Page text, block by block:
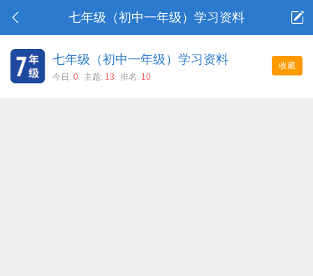
七年级（初中一年级）学习资料
收藏
七年级（初中一年级）学习资料
今日: 0 主题: 13 排名: 10